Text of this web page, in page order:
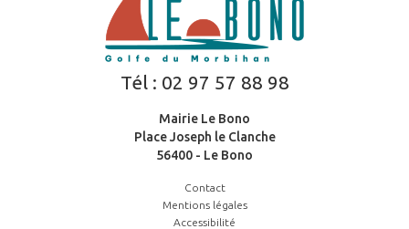
Tél : 02 97 57 88 98
Mairie Le Bono
Place Joseph le Clanche
56400 - Le Bono
Contact
Mentions légales
Accessibilité